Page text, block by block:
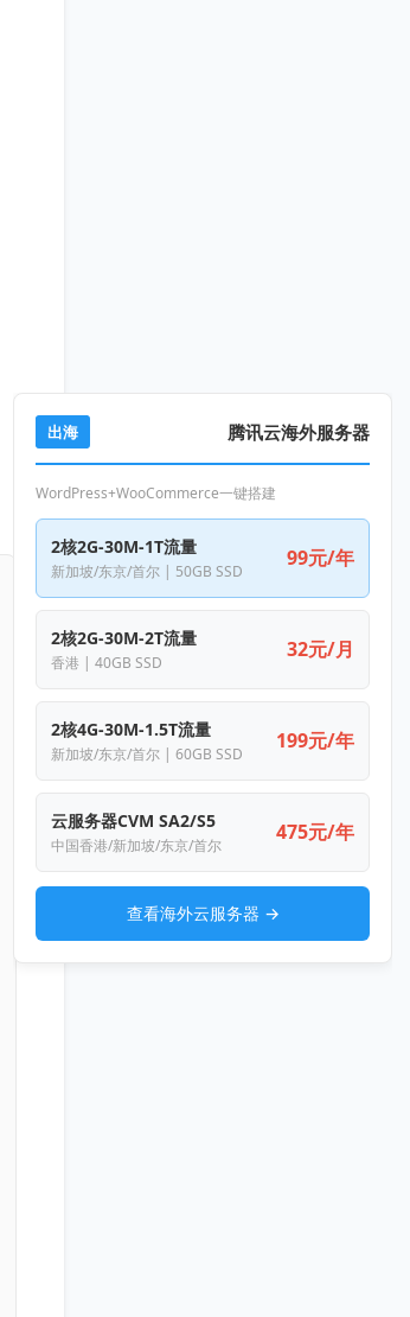
出海 腾讯云海外服务器
WordPress+WooCommerce一键搭建
2核2G-30M-1T流量
新加坡/东京/首尔 | 50GB SSD
99元/年
2核2G-30M-2T流量
香港 | 40GB SSD
32元/月
2核4G-30M-1.5T流量
新加坡/东京/首尔 | 60GB SSD
199元/年
云服务器CVM SA2/S5
中国香港/新加坡/东京/首尔
475元/年
查看海外云服务器 →